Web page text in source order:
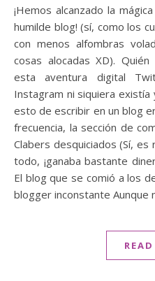
¡Hemos alcanzado la mágica cifra de 1001 posts en este
humilde blog! (sí, como los
con menos alfombras
cosas alocadas XD).
esta aventura digital
Instagram ni siquiera existía
esto de escribir en un blog
frecuencia, la sección de
Clabers desquiciados (Sí,
todo, ¡ganaba bastante
El blog que se comió a los
blogger inconstante Aunque